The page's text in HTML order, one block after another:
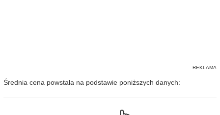
Średnia cena powstała na podstawie poniższych danych: